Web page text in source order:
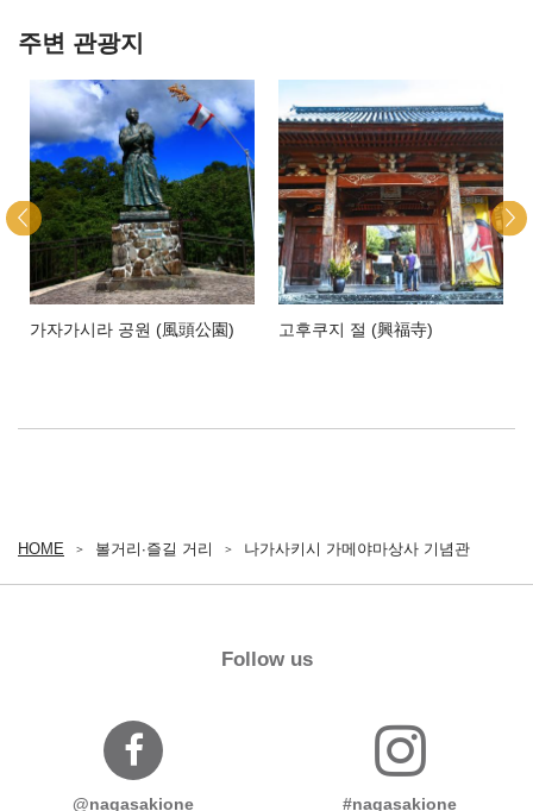
주변 관광지
가자가시라 공원 (風頭公園) 고후쿠지 절 (興福寺)
HOME 볼거리∙즐길 거리 나가사키시 가메야마상사 기념관
Follow us
@nagasakione #nagasakione